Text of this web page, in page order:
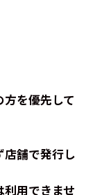
を優先して
舗で発行し
用できませ